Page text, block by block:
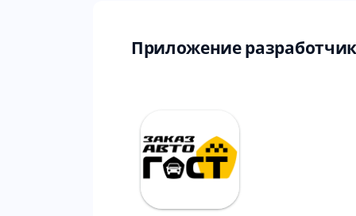
Приложение